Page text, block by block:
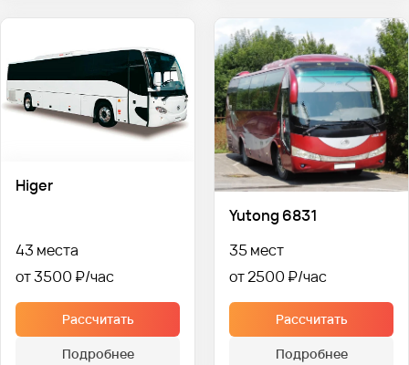
Higer
43 места
от 3500 ₽
Рассчитать
Подробнее
Yutong 6831
35 мест
от 2500 ₽
Рассчитать
Подробнее